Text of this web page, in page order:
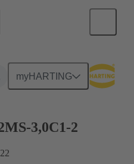
myHARTING
a tarjeta hija
3,0C1-2